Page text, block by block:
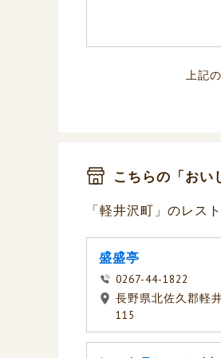
上記
こちらの「おい
「軽井沢町」のレス
盛盛亭
0267-44-1822
長野県北佐久郡軽
115